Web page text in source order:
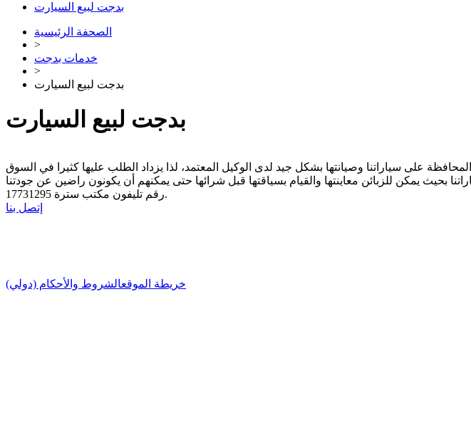
بدجت لبيع السيارت
الصحفة الرئيسية
>
خدمات بدجت
>
بدجت لبيع السيارت
بدجت لبيع السيارت
رقم تليفون مكتب سترة 17731295.
إتصل بنا
خريطة الموقعالشروط والأحكام (دولي)